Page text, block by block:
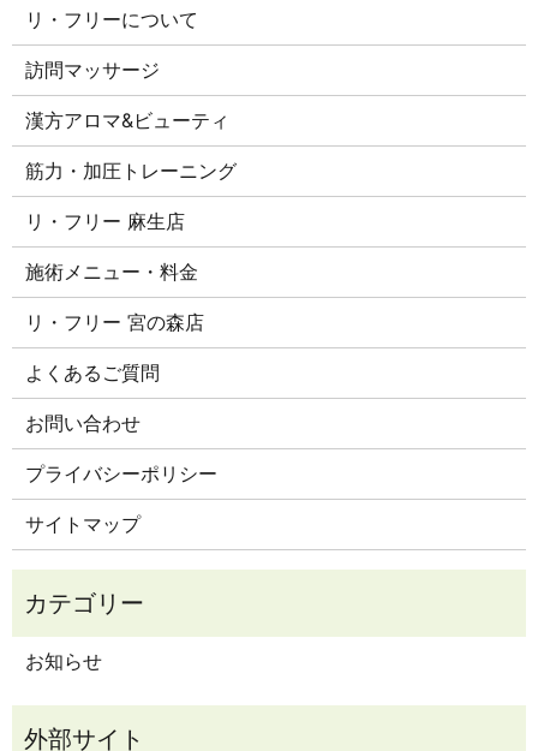
リ・フリーについて
訪問マッサージ
漢方アロマ&ビューティ
筋力・加圧トレーニング
リ・フリー 麻生店
施術メニュー・料金
リ・フリー 宮の森店
よくあるご質問
お問い合わせ
プライバシーポリシー
サイトマップ
お知らせ